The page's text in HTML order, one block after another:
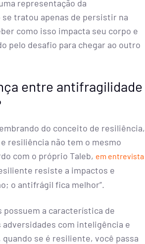
representação da
tratou apenas de persistir na
como isso impacta seu corpo e
pelo desafio para chegar ao outro
entre antifragilidade
do conceito de resiliência,
resiliência não tem o mesmo
com o próprio Taleb, em entrevista
resiste a impactos e
o antifrágil fica melhor”.
possuem a característica de
com inteligência e
se é resiliente, você passa